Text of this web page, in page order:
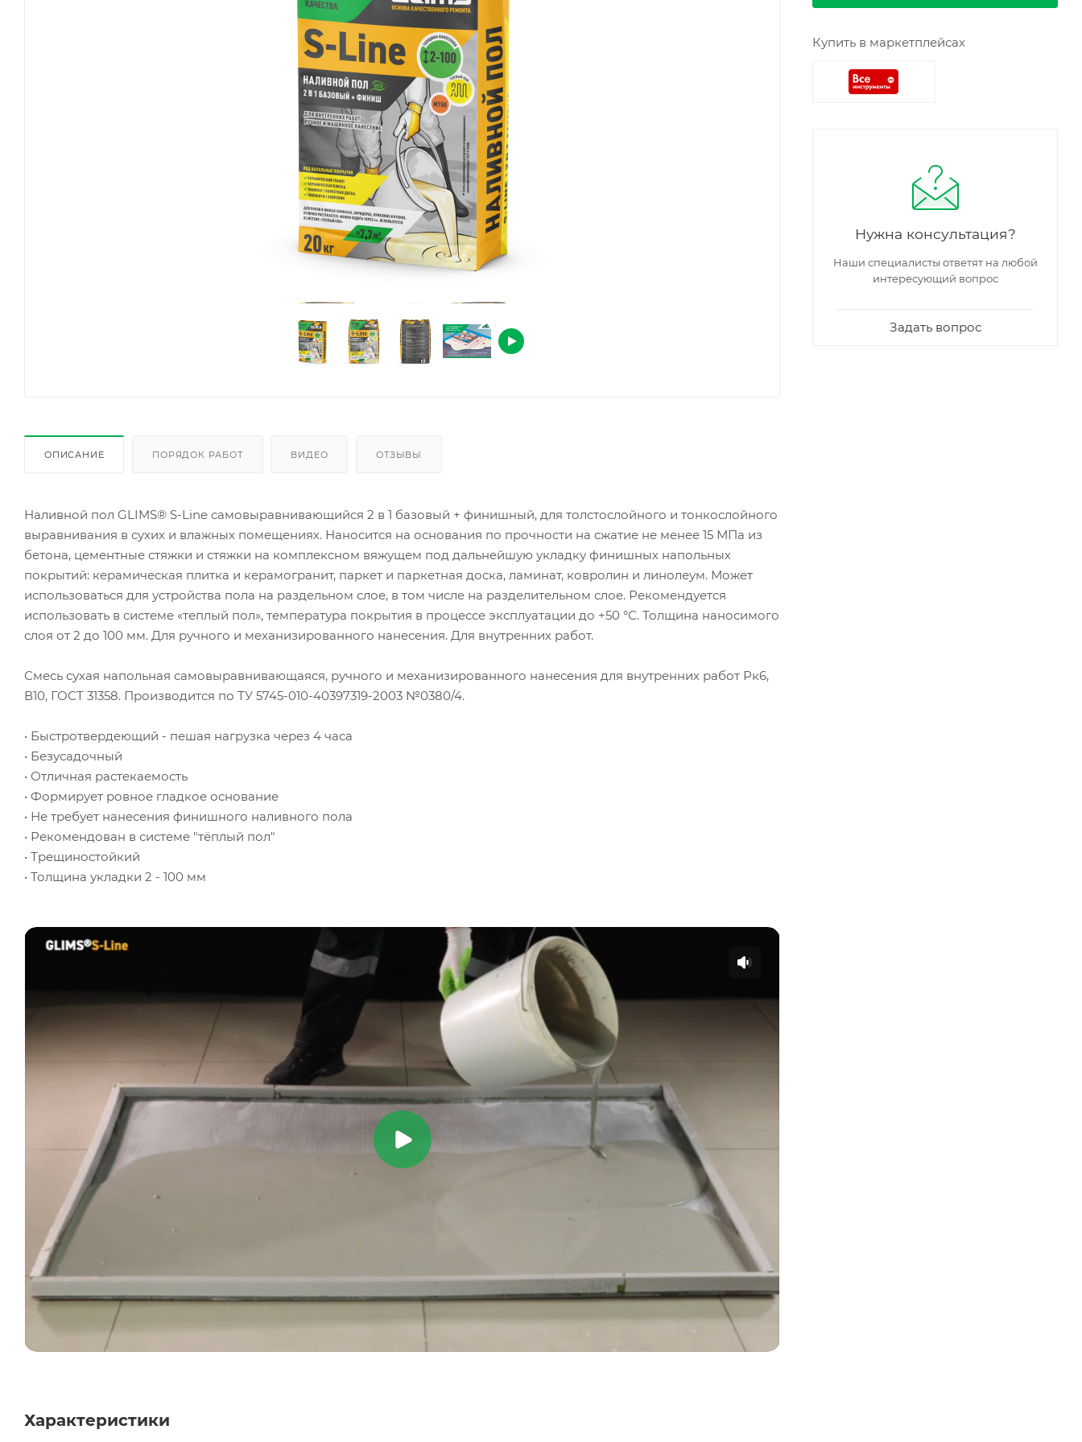
ОПИСАНИЕ ПОРЯДОК РАБОТ ВИДЕО ОТЗЫВЫ
Наливной пол GLIMS® S-Line самовыравнивающийся 2 в 1 базовый + финишный, для толстослойного и тонкослойного
выравнивания в сухих и влажных помещениях. Наносится на основания по прочности на сжатие не менее 15 МПа из
бетона, цементные стяжки и стяжки на комплексном вяжущем под дальнейшую укладку финишных напольных
покрытий: керамическая плитка и керамогранит, паркет и паркетная доска, ламинат, ковролин и линолеум. Может
использоваться для устройства пола на раздельном слое, в том числе на разделительном слое. Рекомендуется
использовать в системе «теплый пол», температура покрытия в процессе эксплуатации до +50 °С. Толщина наносимого
слоя от 2 до 100 мм. Для ручного и механизированного нанесения. Для внутренних работ.
Смесь сухая напольная самовыравнивающаяся, ручного и механизированного нанесения для внутренних работ Рк6,
В10, ГОСТ 31358. Производится по ТУ 5745-010-40397319-2003 №0380/4.
• Быстротвердеющий - пешая нагрузка через 4 часа
• Безусадочный
• Отличная растекаемость
• Формирует ровное гладкое основание
• Не требует нанесения финишного наливного пола
• Рекомендован в системе "тёплый пол"
• Трещиностойкий
• Толщина укладки 2 - 100 мм
Характеристики
Купить в маркетплейсах
Нужна консультация?
Наши специалисты ответят на любой
интересующий вопрос
Задать вопрос